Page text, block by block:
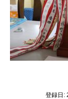
登録日: